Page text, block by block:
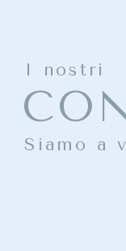
I nostri
Siamo a